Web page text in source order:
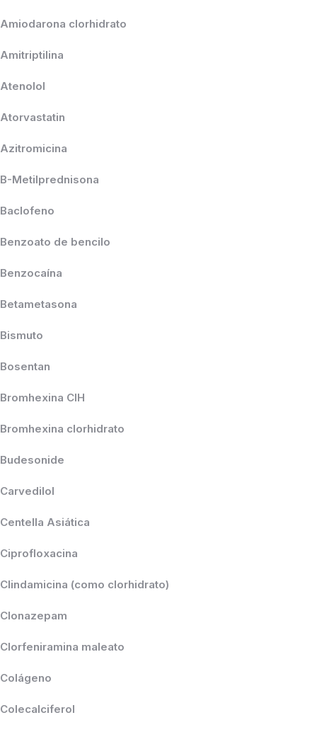
Amiodarona clorhidrato
Amitriptilina
Atenolol
Atorvastatin
Azitromicina
B-Metilprednisona
Baclofeno
Benzoato de bencilo
Benzocaína
Betametasona
Bismuto
Bosentan
Bromhexina ClH
Bromhexina clorhidrato
Budesonide
Carvedilol
Centella Asiática
Ciprofloxacina
Clindamicina (como clorhidrato)
Clonazepam
Clorfeniramina maleato
Colágeno
Colecalciferol